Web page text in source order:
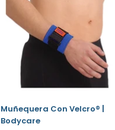
Muñequera Con Velcro® |
Bodycare